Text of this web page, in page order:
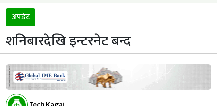
अपडेट
शनिबारदेखि इन्टरनेट बन्द